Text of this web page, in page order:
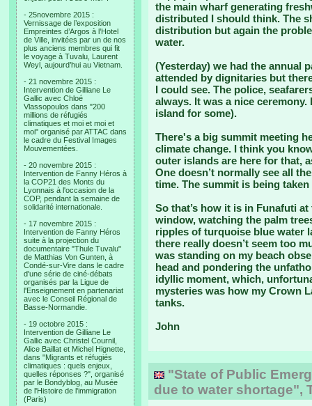
- 25novembre 2015 :
Vernissage de l’exposition
Empreintes d’Argos à l’Hotel
de Ville, invitées par un de nos
plus anciens membres qui fit
le voyage à Tuvalu, Laurent
Weyl, aujourd’hui au Vietnam.
- 21 novembre 2015 :
Intervention de Gilliane Le
Gallic avec Chloé
Vlassopoulos dans "200
millions de réfugiés
climatiques et moi et moi et
moi" organisé par ATTAC dans
le cadre du Festival Images
Mouvementées.
- 20 novembre 2015 :
Intervention de Fanny Héros à
la COP21 des Monts du
Lyonnais à l'occasion de la
COP, pendant la semaine de
solidarité internationale.
- 17 novembre 2015 :
Intervention de Fanny Héros
suite à la projection du
documentaire "Thule Tuvalu"
de Matthias Von Gunten, à
Condé-sur-Vire dans le cadre
d'une série de ciné-débats
organisés par la Ligue de
l'Enseignement en partenariat
avec le Conseil Régional de
Basse-Normandie.
- 19 octobre 2015 :
Intervention de Gilliane Le
Gallic avec Christel Cournil,
Alice Baillat et Michel Hignette,
dans "Migrants et réfugiés
climatiques : quels enjeux,
quelles réponses ?", organisé
par le Bondyblog, au Musée
de l'Histoire de l'immigration
(Paris)
the main wharf generating
distributed I should think. The
distribution but again the
water.
(Yesterday) we had the annual
attended by dignitaries but
I could see. The police,
always. It was a nice
island for some).
There's a big summit meeting
climate change. I think you
outer islands are here for that,
One doesn’t normally see all
time. The summit is being
So that’s how it is in Funafuti
window, watching the palm
ripples of turquoise blue water
there really doesn’t seem too
was standing on my beach
head and pondering the
idyllic moment, which,
mysteries was how my Crown
tanks.
John
"State of Public
due to water shortage",